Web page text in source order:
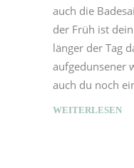
auch die
der Früh ist
länger der Tag
aufgedunsener
auch du noch
WEITERLESEN